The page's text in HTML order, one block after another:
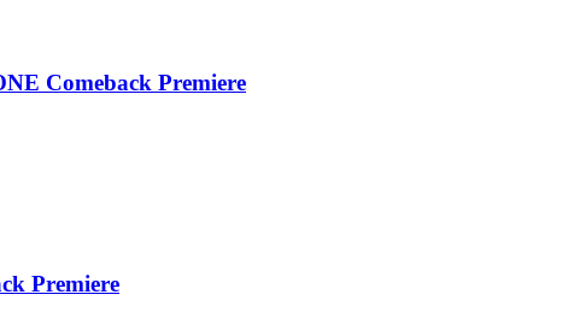
Comeback Premiere
Premiere